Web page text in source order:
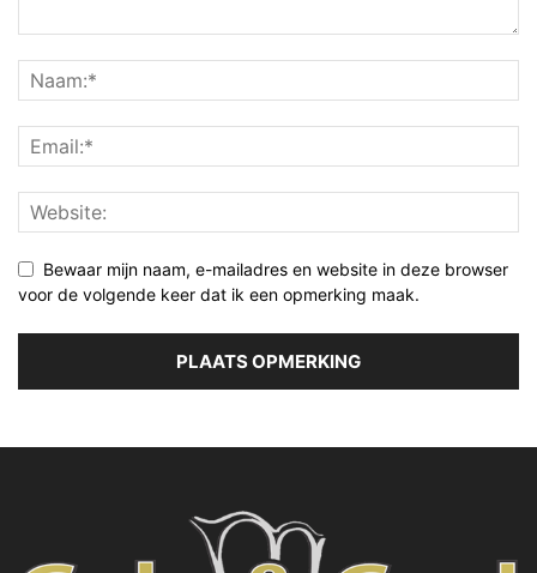
Bewaar mijn naam, e-mailadres en website in deze browser
voor de volgende keer dat ik een opmerking maak.